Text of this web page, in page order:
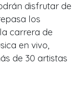
disfrutar de
los
carrera de
en vivo,
de 30 artistas